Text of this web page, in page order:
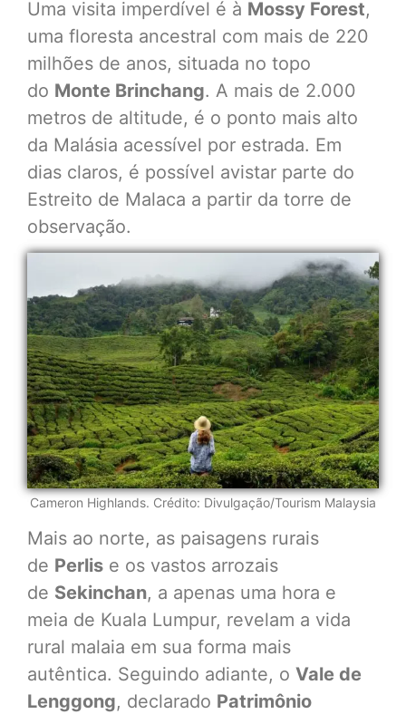
Uma visita imperdível é à Mossy Forest,
uma floresta ancestral com mais de 220
milhões de anos, situada no topo
do Monte Brinchang. A mais de 2.000
metros de altitude, é o ponto mais alto
da Malásia acessível por estrada. Em
dias claros, é possível avistar parte do
Estreito de Malaca a partir da torre de
observação.
Cameron Highlands. Crédito: Divulgação/Tourism Malaysia
Mais ao norte, as paisagens rurais
de Perlis e os vastos arrozais
de Sekinchan, a apenas uma hora e
meia de Kuala Lumpur, revelam a vida
rural malaia em sua forma mais
autêntica. Seguindo adiante, o Vale de
Lenggong, declarado Patrimônio